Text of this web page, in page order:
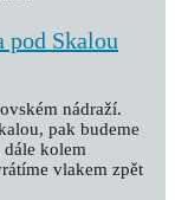
pod Skalou
nádraží.
pak budeme
kolem
vlakem zpět